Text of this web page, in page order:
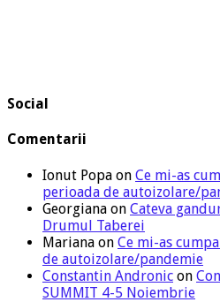
Social
Comentarii
Ionut Popa on Ce mi-as
perioada de autoizolare/
Georgiana on Cateva
Drumul Taberei
Mariana on Ce mi-as
de autoizolare/pandemie
Constantin Andronic on
SUMMIT 4-5 Noiembrie